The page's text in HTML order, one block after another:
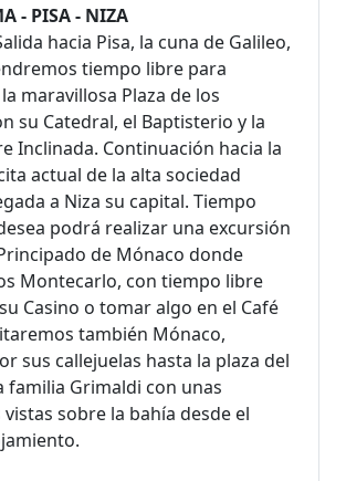
- PISA - NIZA
hacia Pisa, la cuna de Galileo,
tiempo libre para
maravillosa Plaza de los
su Catedral, el Baptis­terio y la
Inclinada. Continuación hacia la
actual de la alta sociedad
a Niza su capital. Tiempo
podrá realizar una excursión
de Mónaco donde
Montecarlo, con tiempo libre
Casino o tomar algo en el Café
también Mónaco,
sus callejuelas hasta la plaza del
familia Grimaldi con unas
sobre la bahía desde el